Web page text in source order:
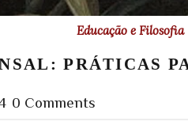
Educação e Filosofia
PRÁTICAS
0 Comments